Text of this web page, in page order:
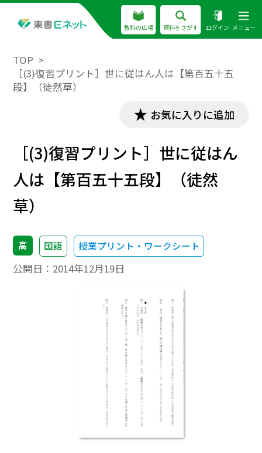
教科の広場 資料をさがす ログイン メニュー
TOP
［(3)復習プリント］世に従はん人は【第百五十五
段】（徒然草）
お気に入りに追加
［(3)復習プリント］世に従はん
人は【第百五十五段】（徒然
草）
高 国語 授業プリント・ワークシート
公開日： 2014年12月19日